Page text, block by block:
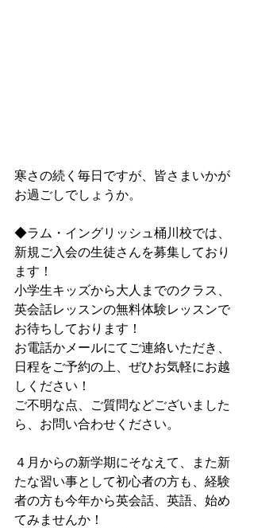
寒さの続く毎日ですが、皆さまいかが
お過ごしでしょうか。
◆ラム・イングリッシュ桶川校では、
新規ご入会の生徒さんを募集しており
ます！
小学生キッズから大人までのクラス、
英会話レッスンの無料体験レッスンで
お待ちしております！
お電話かメールにてご連絡いただき、
日程をご予約の上、ぜひお気軽にお越
しください！
ご不明な点、ご質問などございました
ら、お問い合わせください。
４月からの新学期にそなえて、また新
たな習い事として初心者の方も、経験
者の方も今年から英会話、英語、始め
てみませんか！